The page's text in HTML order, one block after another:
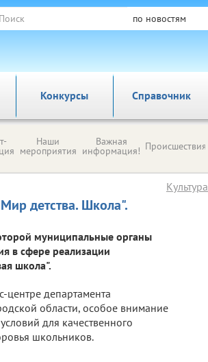
по новостям
Справочник
Конкурсы
Наши
мероприятия
Важная
информация! Происшествия
детства. Школа".
Культура
муниципальные органы
в сфере реализации
школа".
центре департамента
области, особое внимание
для качественного
школьников.